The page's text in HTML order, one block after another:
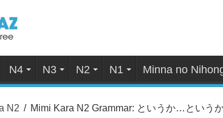
N4 N3 N2 N1 Minna no
N2 / Mimi Kara N2 Grammar: というか…という